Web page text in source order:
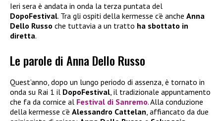
Ieri sera è andata in onda la terza puntata del
DopoFestival. Tra gli ospiti della kermesse c’è anche Anna
Dello Russo che tuttavia a un tratto ha sbottato in
diretta.
Le parole di Anna Dello Russo
Quest’anno, dopo un lungo periodo di assenza, è tornato in
onda su Rai 1 il DopoFestival, il tradizionale appuntamento
che fa da cornice al Festival di Sanremo. Alla conduzione
della kermesse c’è Alessandro Cattelan, affiancato da due